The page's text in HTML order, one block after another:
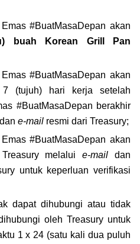
#BuatMasaDepan akan
buah Korean Grill Pan
#BuatMasaDepan akan
7 (tujuh) hari kerja setelah
#BuatMasaDepan berakhir
e-mail resmi dari Treasury;
#BuatMasaDepan akan
melalui e-mail
untuk keperluan verifikasi
dapat dihubungi atau tidak
oleh Treasury untuk
1 x 24 (satu kali dua puluh